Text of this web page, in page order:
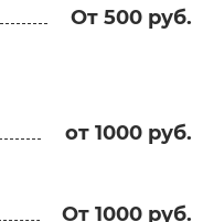
От 500 руб.
от 1000 руб.
От 1000 руб.